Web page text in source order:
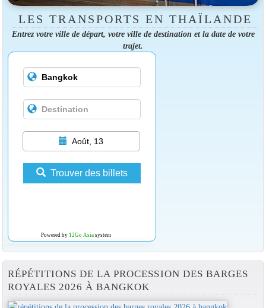
LES TRANSPORTS EN THAÏLANDE
Entrez votre ville de départ, votre ville de destination et la date de votre
trajet.
Août, 13
Trouver des billets
Powered by 12Go Asiasystem
RÉPÉTITIONS DE LA PROCESSION DES BARGES
ROYALES 2026 À BANGKOK